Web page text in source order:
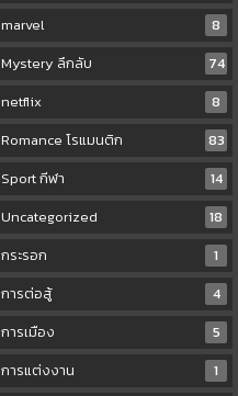
marvel
8
Mystery ลึกลับ
74
netflix
8
Romance โรแมนติก
83
Sport กีฬา
14
Uncategorized
18
กระรอก
1
การต่อสู้
4
การเมือง
5
การแต่งงาน
1